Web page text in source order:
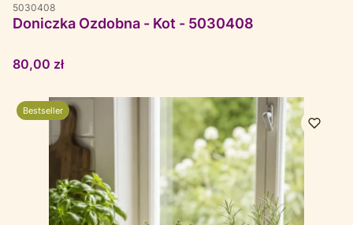
5030408
Doniczka Ozdobna - Kot - 5030408
Cena
80,00 zł
Bestseller